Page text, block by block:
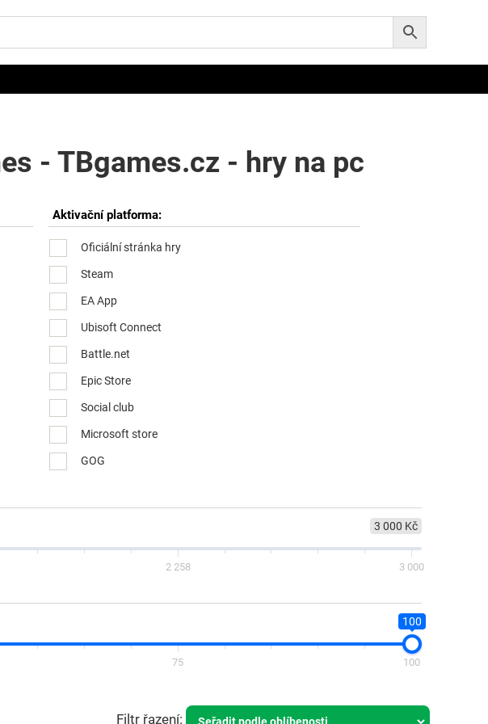
- TBgames.cz - hry na pc
Aktivační platforma:
Oficiální stránka hry
Steam
EA App
Ubisoft Connect
Battle.net
Epic Store
Social club
Microsoft store
GOG
3 000 Kč
2 258 3 000
100
75 100